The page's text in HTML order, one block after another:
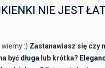
NIE JEST
wiemy :) Zastanawiasz się czy
być długa lub krótka?